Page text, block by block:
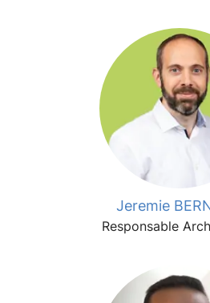
Jeremie
Responsable